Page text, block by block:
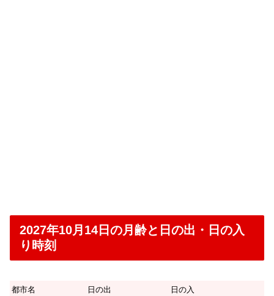
2027年10月14日の月齢と日の出・日の入
り時刻
都市名 日の出
日の入